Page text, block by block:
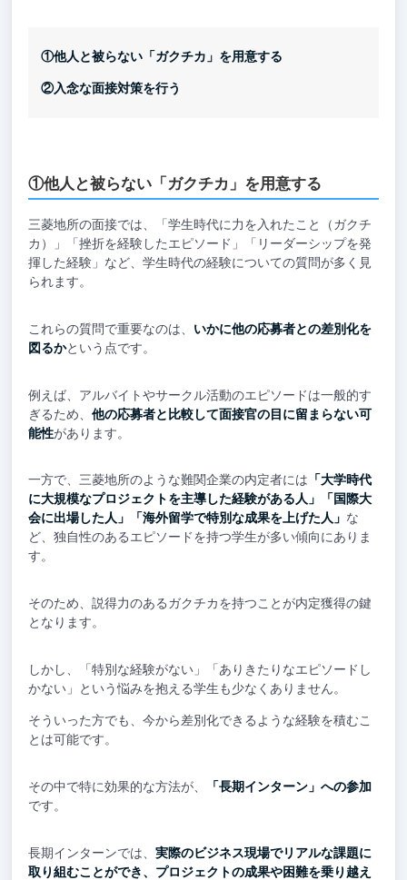
①他人と被らない「ガクチカ」を用意する
②入念な面接対策を行う
①他人と被らない「ガクチカ」を用意する
三菱地所の面接では、「学生時代に力を入れたこと（ガクチ
カ）」「挫折を経験したエピソード」「リーダーシップを発
揮した経験」など、学生時代の経験についての質問が多く見
られます。
これらの質問で重要なのは、 いかに他の応募者との差別化を
図るかという点です。
例えば、アルバイトやサークル活動のエピソードは一般的す
ぎるため、 他の応募者と比較して面接官の目に留まらない可
能性があります。
一方で、三菱地所のような難関企業の内定者には 「大学時代
に大規模なプロジェクトを主導した経験がある人」「国際大
会に出場した人」「海外留学で特別な成果を上げた人」 な
ど、独自性のあるエピソードを持つ学生が多い傾向にありま
す。
そのため、説得力のあるガクチカを持つことが内定獲得の鍵
となります。
しかし、「特別な経験がない」「ありきたりなエピソードし
かない」という悩みを抱える学生も少なくありません。
そういった方でも、今から差別化できるような経験を積むこ
とは可能です。
その中で特に効果的な方法が、
「長期インターン」への参加
です。
長期インターンでは、 実際のビジネス現場でリアルな課題に
取り組むことができ、プロジェクトの成果や困難を乗り越え